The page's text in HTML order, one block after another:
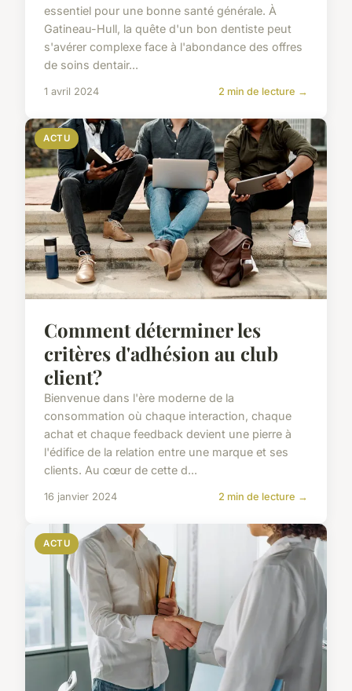
essentiel pour une bonne santé générale. À
Gatineau-Hull, la quête d'un bon dentiste peut
s'avérer complexe face à l'abondance des offres
de soins dentair...
1 avril 2024 2 min de lecture →
ACTU
Comment déterminer les
critères d'adhésion au club
client?
Bienvenue dans l'ère moderne de la
consommation où chaque interaction, chaque
achat et chaque feedback devient une pierre à
l'édifice de la relation entre une marque et ses
clients. Au cœur de cette d...
16 janvier 2024 2 min de lecture →
ACTU